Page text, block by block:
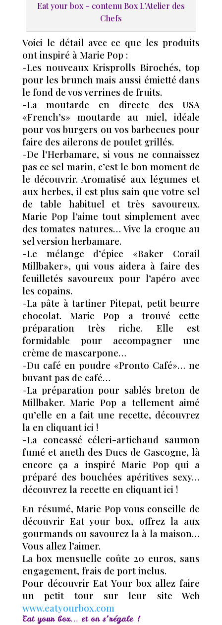
Eat your box – contenu Box L’Atelier des
Chefs
Voici le détail avec ce que les produits
ont inspiré à Marie Pop :
-Les nouveaux Krisprolls Birochés, top
pour les brunch mais aussi émietté dans
le fond de vos verrines de fruits.
-La moutarde en directe des USA
«French’s» moutarde au miel, idéale
pour vos burgers ou vos barbecues pour
faire des ailerons de poulet grillés.
-De l’Herbamare, si vous ne connaissez
pas ce sel marin, c’est le bon moment de
le découvrir. Aromatisé aux légumes et
aux herbes, il est plus sain que votre sel
de table habituel et très savoureux.
Marie Pop l’aime tout simplement avec
des tomates natures… Vive la croque au
sel version herbamare.
-Le mélange d’épice «Baker Corail
Millbaker», qui vous aidera à faire des
feuilletés savoureux pour l’apéro avec
les copains.
-La pâte à tartiner Pitepat, petit beurre
chocolat. Marie Pop a trouvé cette
préparation très riche. Elle est
formidable pour accompagner une
crème de mascarpone…
-Du café en poudre «Pronto Café»… ne
buvant pas de café…
-La préparation pour sablés breton de
Millbaker. Marie Pop a tellement aimé
qu’elle en a fait une recette, découvrez
la en cliquant ici !
-La concassé céleri-artichaud saumon
fumé et aneth des Ducs de Gascogne, là
encore ça a inspiré Marie Pop qui a
préparé des bouchées apéritives sexy…
découvrez la recette en cliquant ici !
En résumé, Marie Pop vous conseille de
découvrir Eat your box, offrez la aux
gourmands ou savourez la à la maison…
Vous allez l’aimer.
La box mensuelle coûte 20 euros, sans
engagement, frais de port inclus.
Pour découvrir Eat Your box allez faire
un petit tour sur leur site Web
www.eatyourbox.com
Eat your box… et on s’régale !